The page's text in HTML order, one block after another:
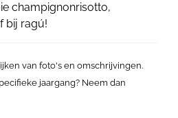
champignonrisotto,
bij ragú!
van foto's en omschrijvingen.
jaargang? Neem dan